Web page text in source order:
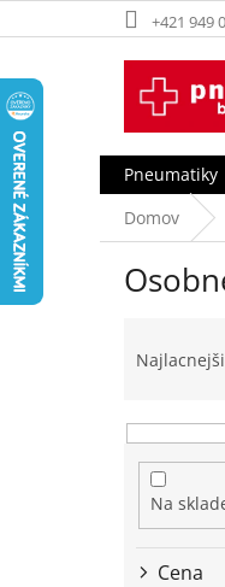
na
+421 949
Pneumatiky
Domov
n
Na
Cena